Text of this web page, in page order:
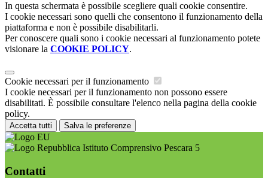
In questa schermata è possibile scegliere quali cookie consentire.
I cookie necessari sono quelli che consentono il funzionamento della
piattaforma e non è possibile disabilitarli.
Per conoscere quali sono i cookie necessari al funzionamento potete
visionare la COOKIE POLICY.
Cookie necessari per il funzionamento
I cookie necessari per il funzionamento non possono essere
disabilitati. È possibile consultare l'elenco nella pagina della cookie
policy.
Accetta tutti Salva le preferenze
Istituto Comprensivo Pescara 5
Contatti